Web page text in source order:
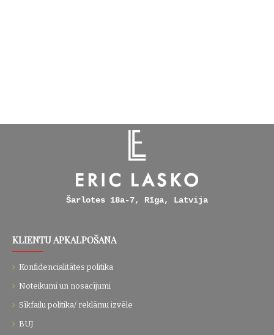
Šarlotes 18a-7, Rīga, Latvija
KLIENTU APKALPOŠANA
Konfidencialitātes politika
Noteikumi un nosacījumi
Sīkfailu politika/ reklāmu izvēle
BUJ